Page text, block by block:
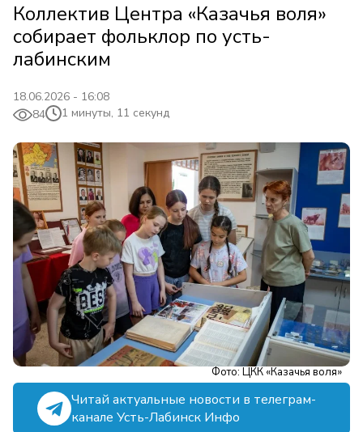
Коллектив Центра «Казачья воля»
собирает фольклор по усть-
лабинским
18.06.2026 - 16:08
84
1 минуты, 11 секунд
Фото: ЦКК «Казачья воля»
Читай актуальные новости в телеграм-
канале Усть-Лабинск Инфо